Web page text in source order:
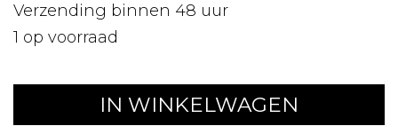
Verzending binnen 48 uur
1 op voorraad
IN WINKELWAGEN